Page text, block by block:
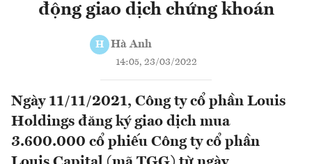
động giao dịch chứng khoán
H Hà Anh
14:05, 23/03/2022
Ngày 11/11/2021, Công ty cổ phần Louis
Holdings đăng ký giao dịch mua
3.600.000 cổ phiếu Công ty cổ phần